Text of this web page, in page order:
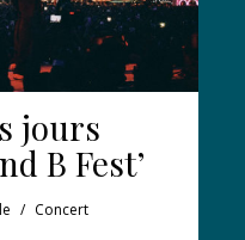
jours
B Fest’
Concert